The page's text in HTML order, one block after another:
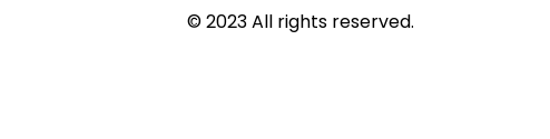
© 2023 All rights reserved.